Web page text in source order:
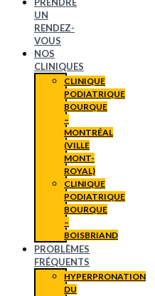
UN
RENDEZ-
VOUS
NOS
CLINIQUES
CLINIQUE
PODIATRIQUE
BOURQUE
–
MONTRÉAL
(VILLE
MONT-
ROYAL)
CLINIQUE
PODIATRIQUE
BOURQUE
–
BOISBRIAND
PROBLÈMES
FRÉQUENTS
HYPERPRONATION
DU